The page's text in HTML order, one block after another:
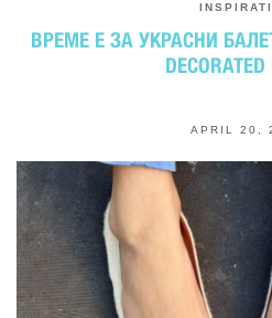
ВРЕМЕ Е ЗА УКРАСНИ
APRIL 20,